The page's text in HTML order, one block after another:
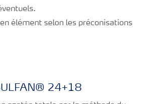
élément selon les préconisations
24+18